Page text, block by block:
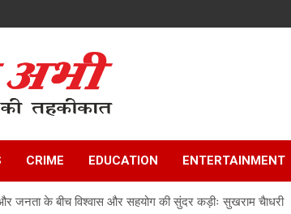
CRIME EDUCATION ENTERTAINMENT
जनता के बीच विश्वास और सहयोग की सुंदर कड़ीः सुखराम चैाधरी